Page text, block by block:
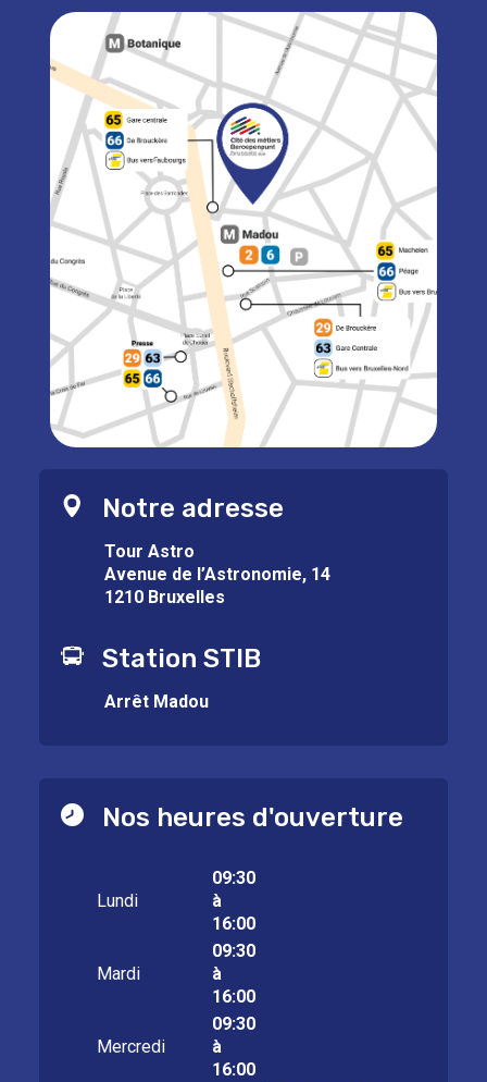
Notre adresse
Tour Astro
Avenue de l’Astronomie, 14
1210 Bruxelles
Station STIB
Arrêt Madou
Nos heures d'ouverture
Lundi
09:30
à
16:00
Mardi
09:30
à
16:00
Mercredi
09:30
à
16:00